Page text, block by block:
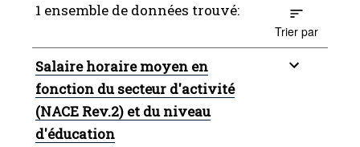
1 ensemble de données trouvé:
Trier par
Salaire horaire moyen en
fonction du secteur d'activité
(NACE Rev.2) et du niveau
d'éducation